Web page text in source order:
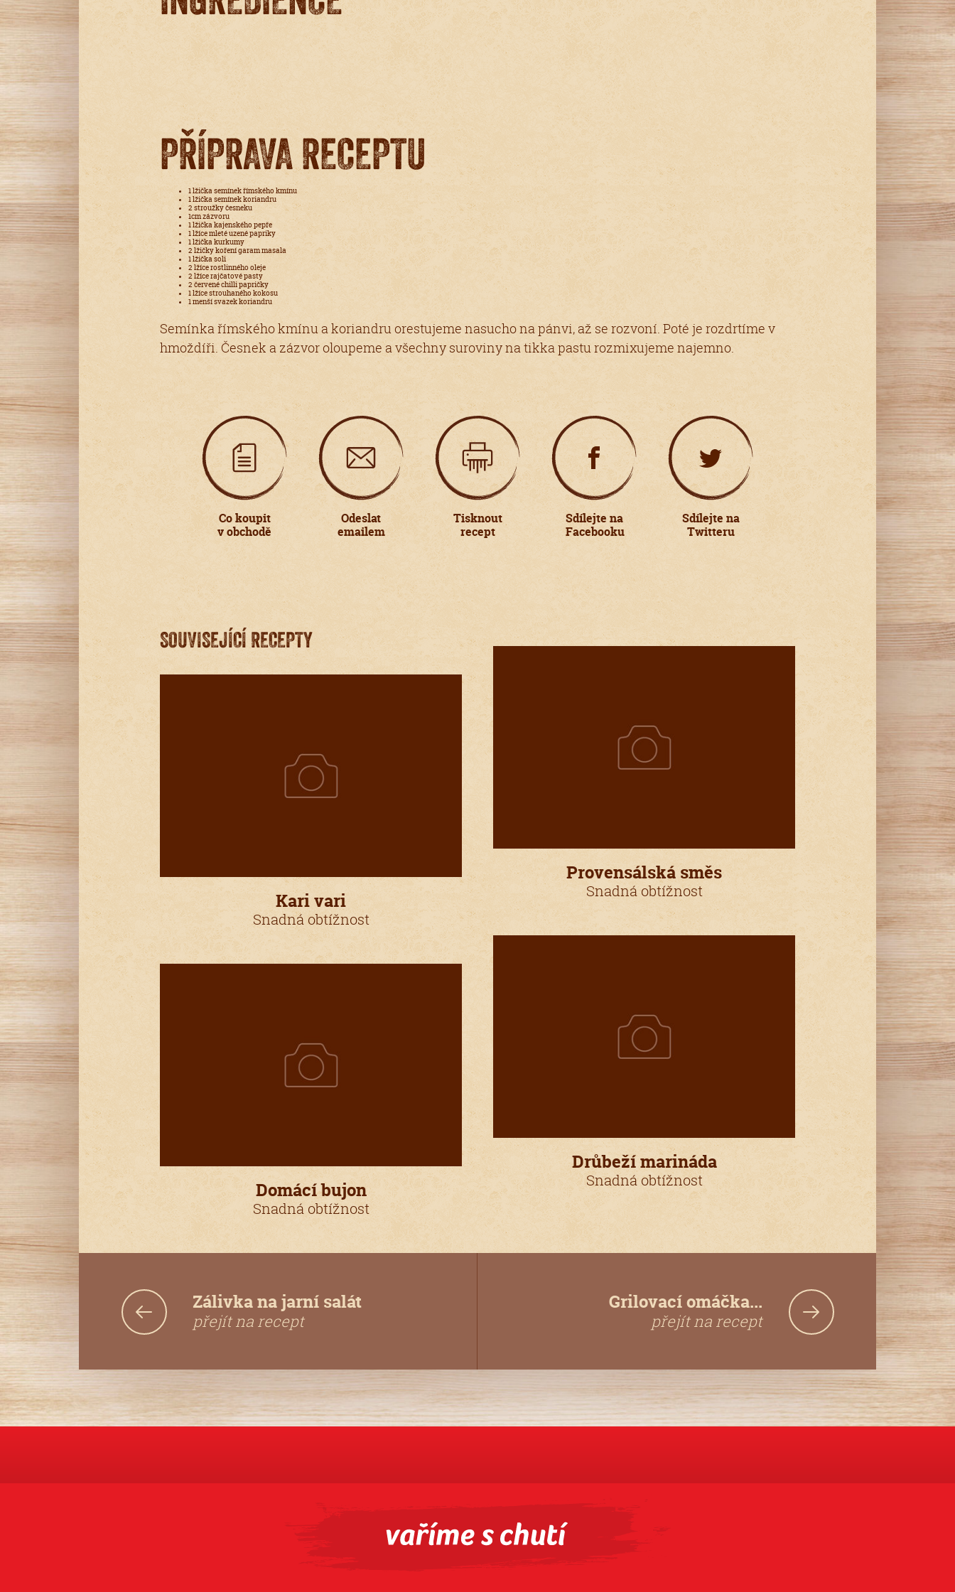
PŘÍPRAVA RECEPTU
1 lžička semínek římského kmínu
1 lžička semínek koriandru
2 stroužky česneku
1cm zázvoru
1 lžička kajenského pepře
1 lžíce mleté uzené papriky
1 lžička kurkumy
2 lžičky koření garam masala
1 lžička soli
2 lžíce rostlinného oleje
2 lžíce rajčatové pasty
2 červené chilli papričky
1 lžíce strouhaného kokosu
1 menší svazek koriandru
Semínka římského kmínu a koriandru orestujeme nasucho na pánvi, až se rozvoní. Poté je rozdrtíme v
hmoždíři. Česnek a zázvor oloupeme a všechny suroviny na tikka pastu rozmixujeme najemno.
Co koupit
v obchodě
Odeslat
emailem
Tisknout
recept
Sdílejte na
Facebooku
Sdílejte na
Twitteru
SOUVISEJÍCÍ RECEPTY
Kari vari
Snadná obtížnost
Provensálská směs
Snadná obtížnost
Domácí bujon
Snadná obtížnost
Drůbeží marináda
Snadná obtížnost
Zálivka na jarní salát
přejít na recept
Grilovací omáčka...
přejít na recept